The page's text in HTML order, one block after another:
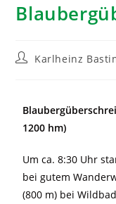
Karlheinz
1200 hm)
Um ca. 8:30 Uhr
bei gutem
(800 m) bei